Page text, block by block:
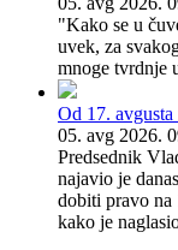
"Kako se u
uvek, za
mnoge tvrdnje
Od 17.
05. avg 2026.
Predsednik
najavio je
dobiti pravo na
kako je